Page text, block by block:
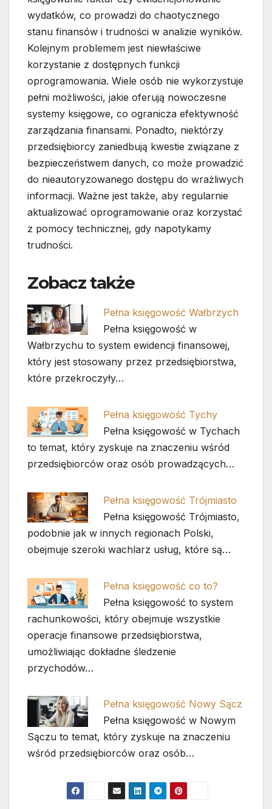
wydatków, co prowadzi do chaotycznego
stanu finansów i trudności w analizie wyników.
Kolejnym problemem jest niewłaściwe
korzystanie z dostępnych funkcji
oprogramowania. Wiele osób nie wykorzystuje
pełni możliwości, jakie oferują nowoczesne
systemy księgowe, co ogranicza efektywność
zarządzania finansami. Ponadto, niektórzy
przedsiębiorcy zaniedbują kwestie związane z
bezpieczeństwem danych, co może prowadzić
do nieautoryzowanego dostępu do wrażliwych
informacji. Ważne jest także, aby regularnie
aktualizować oprogramowanie oraz korzystać
z pomocy technicznej, gdy napotykamy
trudności.
Zobacz także
Pełna księgowość Wałbrzych
Pełna księgowość w
Wałbrzychu to system ewidencji finansowej,
który jest stosowany przez przedsiębiorstwa,
które przekroczyły…
Pełna księgowość Tychy
Pełna księgowość w Tychach
to temat, który zyskuje na znaczeniu wśród
przedsiębiorców oraz osób prowadzących…
Pełna księgowość Trójmiasto
Pełna księgowość Trójmiasto,
podobnie jak w innych regionach Polski,
obejmuje szeroki wachlarz usług, które są…
Pełna księgowość co to?
Pełna księgowość to system
rachunkowości, który obejmuje wszystkie
operacje finansowe przedsiębiorstwa,
umożliwiając dokładne śledzenie
przychodów…
Pełna księgowość Nowy Sącz
Pełna księgowość w Nowym
Sączu to temat, który zyskuje na znaczeniu
wśród przedsiębiorców oraz osób…